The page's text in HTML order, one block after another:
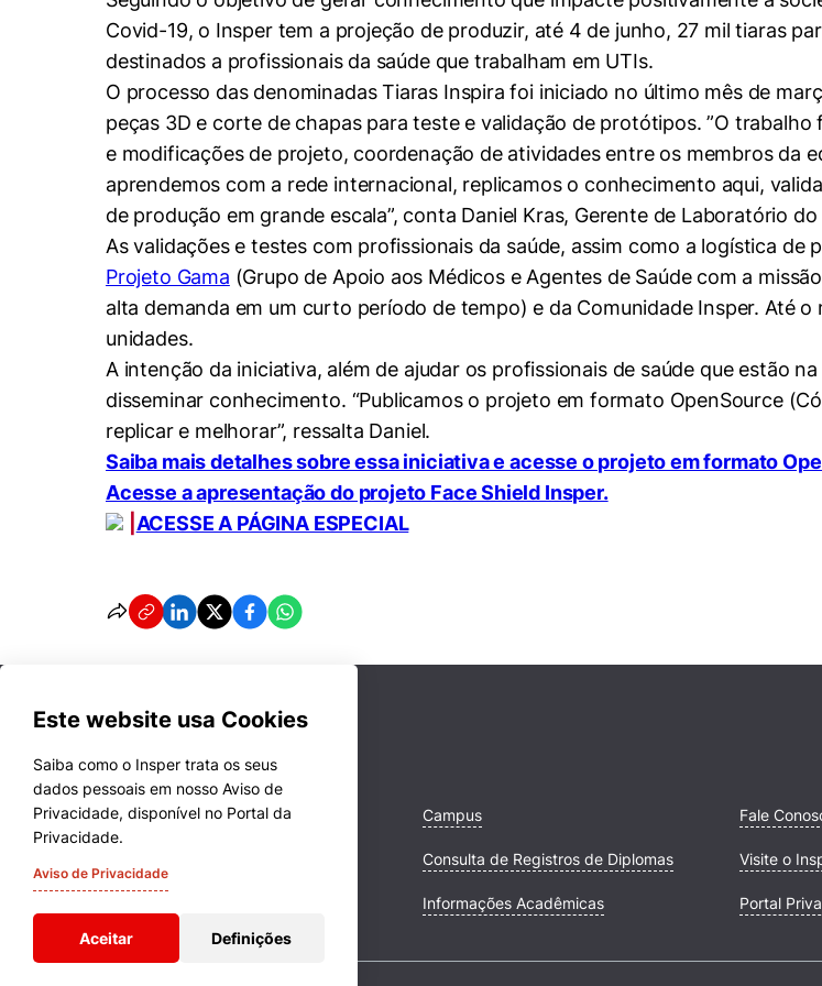
Conhecimento
Hub de Inovação e
Empreendedorismo
Women in Action
Trabalhe conosco
Sala de Imprensa
Repositório Institucional
Pesquisa na Graduação
Seminários Acadêmicos
Comitê de Ética em
Pesquisa
Instagram
Linkedin
Covid-19, o Insper tem a projeção de produzir, até 4 de junho, 27 mil tiaras
destinados a profissionais da saúde que trabalham em UTIs.
O processo das denominadas Tiaras Inspira foi iniciado no último mês de
peças 3D e corte de chapas para teste e validação de protótipos. ”O
e modificações de projeto, coordenação de atividades entre os membros da
aprendemos com a rede internacional, replicamos o conhecimento aqui,
de produção em grande escala”, conta Daniel Kras, Gerente de Laboratório do
As validações e testes com profissionais da saúde, assim como a logística
Projeto Gama (Grupo de Apoio aos Médicos e Agentes de Saúde com a
alta demanda em um curto período de tempo) e da Comunidade Insper. Até
unidades.
A intenção da iniciativa, além de ajudar os profissionais de saúde que estão
disseminar conhecimento. “Publicamos o projeto em formato OpenSource
replicar e melhorar”, ressalta Daniel.
Saiba mais detalhes sobre essa iniciativa e acesse o projeto em formato
Acesse a apresentação do projeto Face Shield Insper.
ACESSE A PÁGINA ESPECIAL
Este website usa Cookies
Saiba como o Insper trata os seus
dados pessoais em nosso Aviso de
Privacidade, disponível no Portal da
Privacidade.
Aviso de Privacidade
Aceitar Definições
Cookies estritamente necessários
Cursos Campus
Consulta de Registros de Diplomas
Informações Acadêmicas
Fale
Visite o
Portal